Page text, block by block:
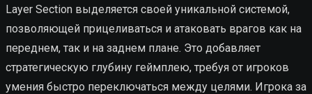
Layer Section выделяется своей уникальной системой,
позволяющей прицеливаться и атаковать врагов как на
переднем, так и на заднем плане. Это добавляет
стратегическую глубину геймплею, требуя от игроков
умения быстро переключаться между целями. Игрока за